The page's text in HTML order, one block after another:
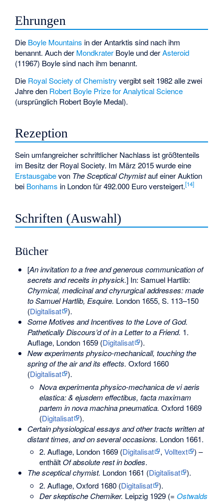
Ehrungen
Die Boyle Mountains in der Antarktis sind nach ihm
benannt. Auch der Mondkrater Boyle und derAsteroid
(11967) Boylesind nach ihm benannt.
Die Royal Society of Chemistry vergibt seit 1982 alle zwei
Jahre den Robert Boyle Prize for Analytical Science
(ursprünglich Robert Boyle Medal).
Rezeption
Sein umfangreicher schriftlicher Nachlass ist größtenteils
im Besitz der Royal Society. Im März 2015 wurde eine
Erstausgabevon The Sceptical Chymistauf einer Auktion
bei Bonhams in London für 492.000 Euro versteigert.[14]
Schriften (Auswahl)
Bücher
[An invitation to a free and generous communication of
secrets and receits in physick.] In: Samuel Hartlib:
Chymical, medicinal and chyrurgical addresses: made
to Samuel Hartlib, Esquire. London 1655, S. 113–150
(Digitalisat
).
Some Motives and Incentives to the Love of God.
Pathetically Discours’d of in a Letter to a Friend. 1.
Auflage, London 1659 (Digitalisat
).
New experiments physico-mechanicall, touching the
spring of the air and its effects. Oxford 1660
(Digitalisat
).
Nova experimenta physico-mechanica de vi aeris
elastica: & ejusdem effectibus, facta maximam
partem in nova machina pneumatica. Oxford 1669
(Digitalisat
).
Certain physiological essays and other tracts written at
distant times, and on several occasions. London 1661.
2. Auflage, London 1669 (Digitalisat ,Volltext
) –
enthältOf absolute rest in bodies.
The sceptical chymist. London 1661 (Digitalisat
).
2. Auflage, Oxford 1680 (Digitalisat
).
Der skeptische Chemiker. Leipzig 1929 (=Ostwalds